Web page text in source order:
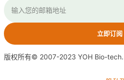
立即订阅
版权所有© 2007-2023 YOH Bio-tech.